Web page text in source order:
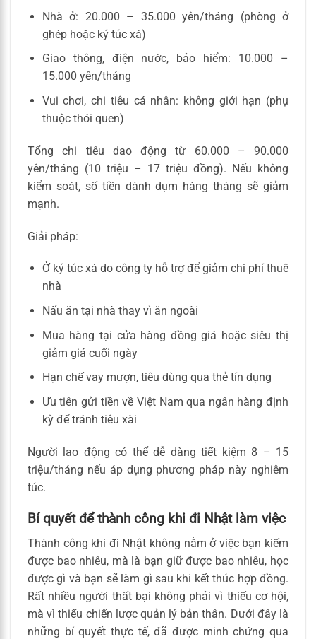
Nhà ở: 20.000 – 35.000 yên/tháng (phòng ở
ghép hoặc ký túc xá)
Giao thông, điện nước, bảo hiểm: 10.000 –
15.000 yên/tháng
Vui chơi, chi tiêu cá nhân: không giới hạn (phụ
thuộc thói quen)
Tổng chi tiêu dao động từ 60.000 – 90.000
yên/tháng (10 triệu – 17 triệu đồng). Nếu không
kiểm soát, số tiền dành dụm hàng tháng sẽ giảm
mạnh.
Giải pháp:
Ở ký túc xá do công ty hỗ trợ để giảm chi phí thuê
nhà
Nấu ăn tại nhà thay vì ăn ngoài
Mua hàng tại cửa hàng đồng giá hoặc siêu thị
giảm giá cuối ngày
Hạn chế vay mượn, tiêu dùng qua thẻ tín dụng
Ưu tiên gửi tiền về Việt Nam qua ngân hàng định
kỳ để tránh tiêu xài
Người lao động có thể dễ dàng tiết kiệm 8 – 15
triệu/tháng nếu áp dụng phương pháp này nghiêm
túc.
Bí quyết để thành công khi đi Nhật làm việc
Thành công khi đi Nhật không nằm ở việc bạn kiếm
được bao nhiêu, mà là bạn giữ được bao nhiêu, học
được gì và bạn sẽ làm gì sau khi kết thúc hợp đồng.
Rất nhiều người thất bại không phải vì thiếu cơ hội,
mà vì thiếu chiến lược quản lý bản thân. Dưới đây là
những bí quyết thực tế, đã được minh chứng qua